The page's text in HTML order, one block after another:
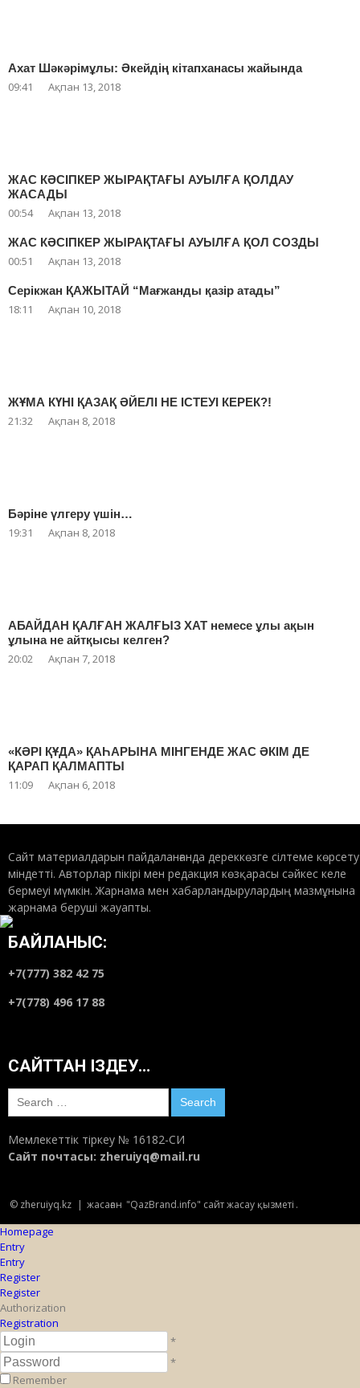
Ахат Шәкәрімұлы: Әкейдің кітапханасы жайында
09:41 Ақпан 13, 2018
ЖАС КӘСІПКЕР ЖЫРАҚТАҒЫ АУЫЛҒА ҚОЛДАУ
ЖАСАДЫ
00:54 Ақпан 13, 2018
ЖАС КӘСІПКЕР ЖЫРАҚТАҒЫ АУЫЛҒА ҚОЛ СОЗДЫ
00:51 Ақпан 13, 2018
Серікжан ҚАЖЫТАЙ “Мағжанды қазір атады”
18:11 Ақпан 10, 2018
ЖҰМА КҮНІ ҚАЗАҚ ӘЙЕЛІ НЕ ІСТЕУІ КЕРЕК?!
21:32 Ақпан 8, 2018
Бәріне үлгеру үшін…
19:31 Ақпан 8, 2018
АБАЙДАН ҚАЛҒАН ЖАЛҒЫЗ ХАТ немесе ұлы ақын
ұлына не айтқысы келген?
20:02 Ақпан 7, 2018
«КӘРІ ҚҰДА» ҚАҺАРЫНА МІНГЕНДЕ ЖАС ӘКІМ ДЕ
ҚАРАП ҚАЛМАПТЫ
11:09 Ақпан 6, 2018
Сайт материалдарын пайдаланғанда дереккөзге сілтеме көрсету
міндетті. Авторлар пікірі мен редакция көзқарасы сәйкес келе
бермеуі мүмкін. Жарнама мен хабарландырулардың мазмұнына
жарнама беруші жауапты.
БАЙЛАНЫС:
+7(777) 382 42 75
+7(778) 496 17 88
САЙТТАН ІЗДЕУ…
Search
for:
Мемлекеттік тіркеу № 16182-СИ
Сайт почтасы: zheruiyq@mail.ru
© zheruiyq.kz | жасаған "QazBrand.info" сайт жасау қызметі .
Homepage
Entry
Entry
Register
Register
Authorization
Registration
*
*
Remember